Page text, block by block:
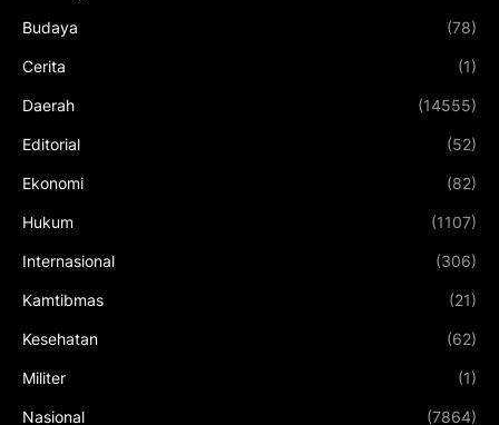
Budaya (78)
Cerita (1)
Daerah (14555)
Editorial (52)
Ekonomi (82)
Hukum (1107)
Internasional (306)
Kamtibmas (21)
Kesehatan (62)
Militer (1)
Nasional (7864)